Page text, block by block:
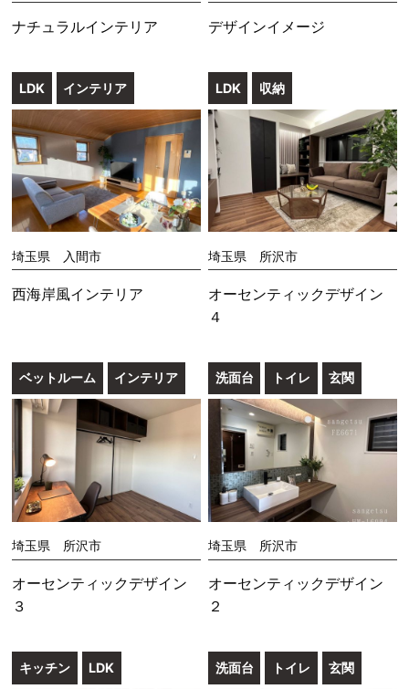
ナチュラルインテリア デザインイメージ
LDK インテリア
埼玉県 入間市
西海岸風インテリア
LDK 収納
埼玉県 所沢市
オーセンティックデザイン
４
ベットルーム インテリア
埼玉県 所沢市
オーセンティックデザイン
３
洗面台 トイレ 玄関
埼玉県 所沢市
オーセンティックデザイン
２
キッチン LDK 洗面台 トイレ 玄関